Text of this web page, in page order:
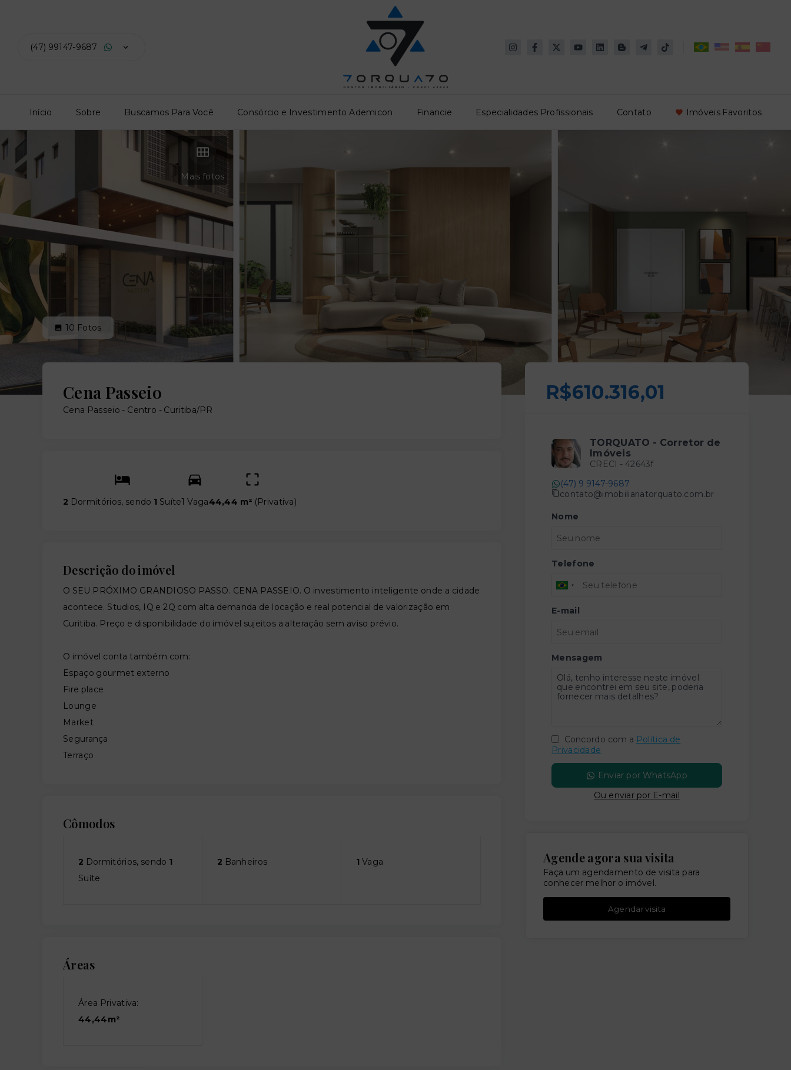
(47) 99147-9687
Início Sobre Buscamos Para Você Consórcio e Investimento Ademicon Financie Especialidades Profissionais Contato Imóveis Favoritos
Mais fotos
10 Fotos
Cena Passeio
Cena Passeio - Centro - Curitiba/PR
2 Dormitórios, sendo 1 Suíte1 Vaga44,44 m² (Privativa)
Descrição do imóvel
O SEU PRÓXIMO GRANDIOSO PASSO. CENA PASSEIO. O investimento inteligente onde a cidade
acontece. Studios, IQ e 2Q com alta demanda de locação e real potencial de valorização em
Curitiba. Preço e disponibilidade do imóvel sujeitos a alteração sem aviso prévio.
O imóvel conta também com:
Espaço gourmet externo
Fire place
Lounge
Market
Segurança
Terraço
Cômodos
2 Dormitórios, sendo 1
Suíte
2 Banheiros 1 Vaga
Áreas
Área Privativa:
44,44m²
R$610.316,01
TORQUATO - Corretor de
Imóveis
CRECI - 42643f
(47) 9 9147-9687
contato@imobiliariatorquato.com.br
Nome
Telefone
E-mail
Mensagem
Concordo com a Política de
Privacidade
Enviar por WhatsApp
Ou enviar por E-mail
Agende agora sua visita
Faça um agendamento de visita para
conhecer melhor o imóvel.
Agendar visita